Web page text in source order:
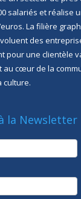
salariés et réalise
La filière
des
pour une clientèle
au cœur de la
culture.
la Newsletter